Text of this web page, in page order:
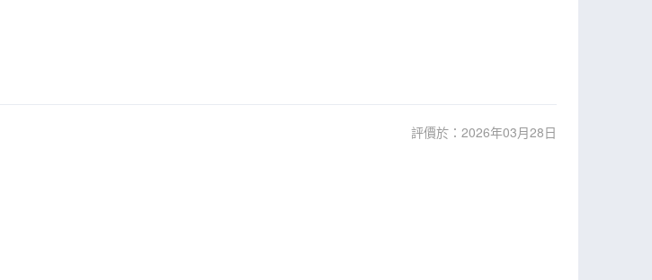
評價於：2026年03月28日